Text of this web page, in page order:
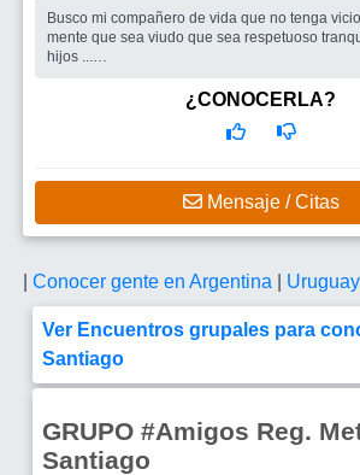
Busco mi compañero de vida que no tenga
mente que sea viudo que sea respetuoso
hijos ...
¿CONOCERLA?
Mensaje / Citas
Conocer gente en Argentina Uruguay
Ver Encuentros grupales para
Santiago
GRUPO #Amigos Reg.
Santiago